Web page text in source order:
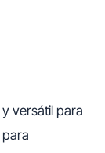
versátil para